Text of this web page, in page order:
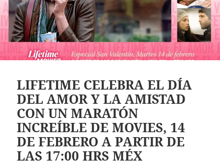
LIFETIME CELEBRA EL DÍA
DEL AMOR Y LA AMISTAD
CON UN MARATÓN
INCREÍBLE DE MOVIES, 14
DE FEBRERO A PARTIR DE
LAS 17:00 HRS MÉX